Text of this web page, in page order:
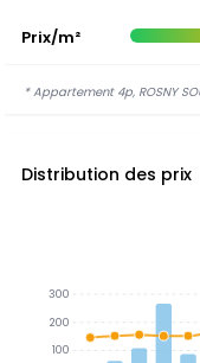
Prix/m²
* Appartement 4p, ROSNY
Distribution des prix
300
200
100